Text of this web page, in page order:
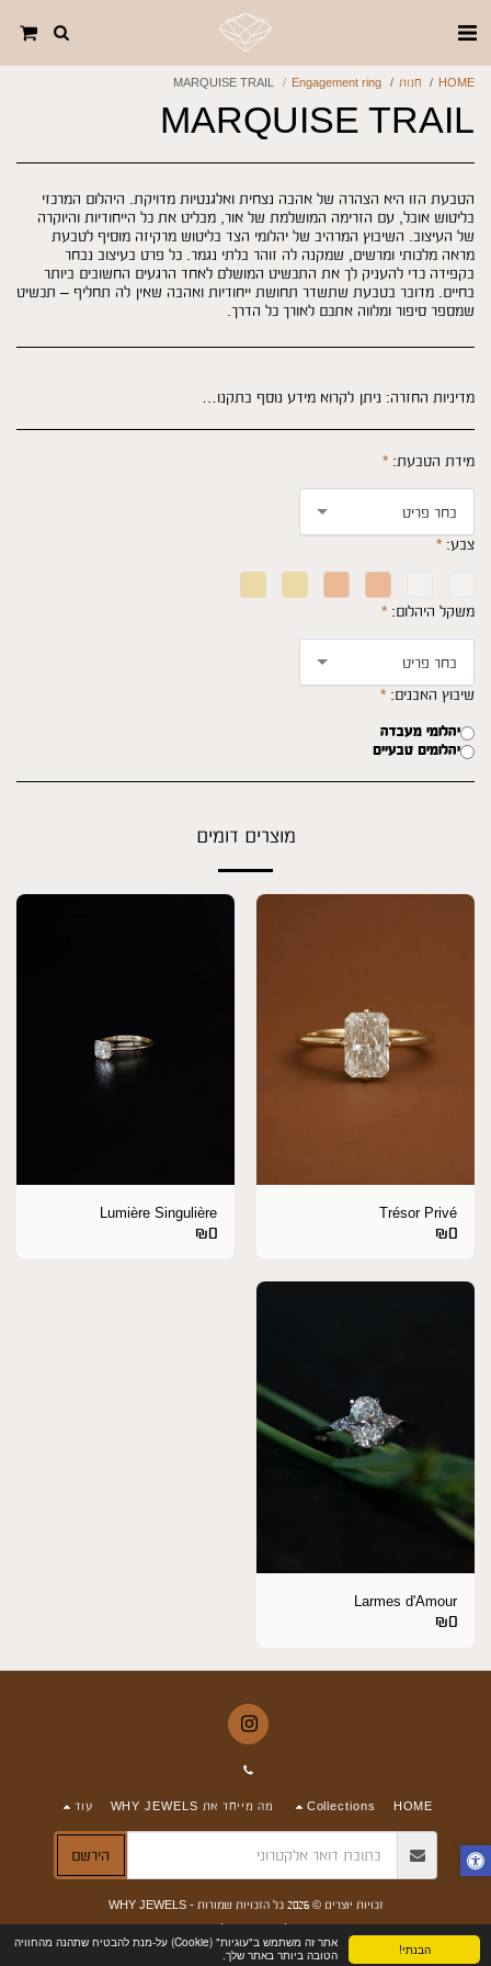
הבנתי!
אתר זה משתמש ב"עוגיות" (Cookie) על-מנת להבטיח שתהנה מהחוויה
הטובה ביותר באתר שלך.
HOME חנות Engagement ring
MARQUISE TRAIL
MARQUISE TRAIL
הטבעת הזו היא הצהרה של אהבה נצחית ואלגנטיות מדויקת. היהלום המרכזי
בליטוש אובל, עם הזרימה המושלמת של אור, מבליט את כל הייחודיות והיוקרה
של העיצוב. השיבוץ המרהיב של יהלומי הצד בליטוש מרקיזה מוסיף לטבעת
מראה מלכותי ומרשים, שמקנה לה זוהר בלתי נגמר. כל פרט בעיצוב נבחר
בקפידה כדי להעניק לך את התכשיט המושלם לאחד הרגעים החשובים ביותר
בחיים. מדובר בטבעת שתשדר תחושת ייחודיות ואהבה שאין לה תחליף – תכשיט
שמספר סיפור ומלווה אתכם לאורך כל הדרך.
מדיניות החזרה: ניתן לקרוא מידע נוסף בתקנון האתר: https://www.why-jewels.com/תקנון-האתר
מידת הטבעת: *
בחר פריט
צבע: *
משקל היהלום: *
בחר פריט
שיבוץ האבנים: *
יהלומי מעבדה
יהלומים טבעיים
מוצרים דומים
Trésor Privé
₪0
Lumière Singulière
₪0
Larmes d'Amour
₪0
HOME
Collections מה מייחד את WHY JEWELS עוד
הירשם
זכויות יוצרים © 2026 כל הזכויות שמורות -
WHY JEWELS
תנאים|פרטיות|נגישות